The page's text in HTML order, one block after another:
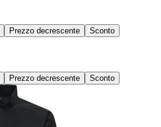
Prezzo decrescente Sconto
Prezzo decrescente Sconto